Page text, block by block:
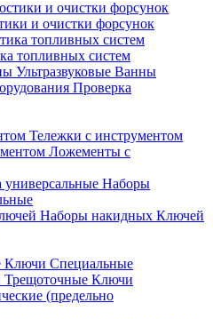
и очистки форсунок
топливных систем
Ультразвуковые Ванны
Проверка
Тележки с инструментом
Ложементы с
Наборы
Наборы накидных Ключей
Ключи Специальные
Трещоточные Ключи